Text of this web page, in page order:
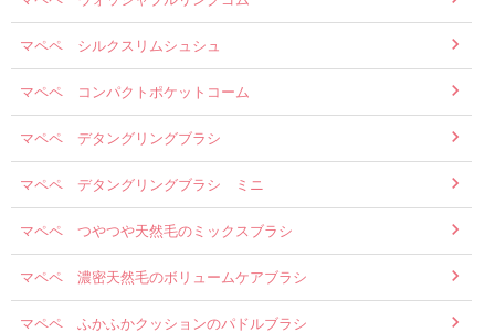
マペペ シルクスリムシュシュ
マペペ コンパクトポケットコーム
マペペ デタングリングブラシ
マペペ デタングリングブラシ ミニ
マペペ つやつや天然毛のミックスブラシ
マペペ 濃密天然毛のボリュームケアブラシ
マペペ ふかふかクッションのパドルブラシ